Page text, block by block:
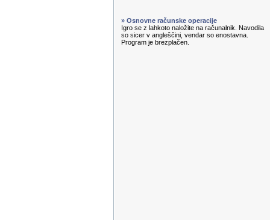
» Osnovne računske operacije
Igro se z lahkoto naložite na računalnik. Navodila
so sicer v angleščini, vendar so enostavna.
Program je brezplačen.